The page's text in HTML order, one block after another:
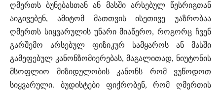
ღმერთს ბუნებასთან ან მასში არსებულ წესრიგთან
აიგივებენ, ამიტომ მათთვის ისეთივე უაზრობაა
ღმერთს სიყვარულის უნარი მიაწერო, როგორც ჩვენ
გარშემო არსებულ ფიზიკურ სამყაროს ან მასში
გამეფებულ კანონზომიერებას, მაგალითად, ნიუტონის
მსოფლიო მიზიდულობის კანონს რომ ვუწოდოთ
სიყვარული. ბუდისტები ფიქრობენ, რომ ღმერთის